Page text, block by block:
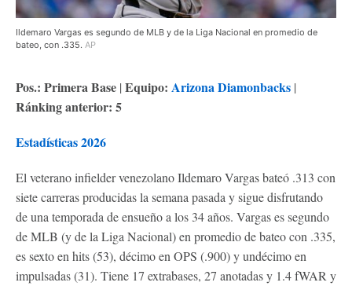
Ildemaro Vargas es segundo de MLB y de la Liga Nacional en promedio de
bateo, con .335. AP
Pos.: Primera Base | Equipo: Arizona Diamonbacks |
Ránking anterior: 5
Estadísticas 2026
El veterano infielder venezolano Ildemaro Vargas bateó .313 con
siete carreras producidas la semana pasada y sigue disfrutando
de una temporada de ensueño a los 34 años. Vargas es segundo
de MLB (y de la Liga Nacional) en promedio de bateo con .335,
es sexto en hits (53), décimo en OPS (.900) y undécimo en
impulsadas (31). Tiene 17 extrabases, 27 anotadas y 1.4 fWAR y